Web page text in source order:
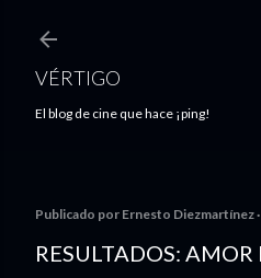
VÉRTIGO
El blog de cine que hace ¡ping!
Publicado por Ernesto Diezmartínez
RESULTADOS: